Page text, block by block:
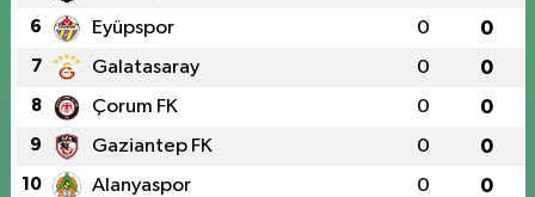
6 Eyüpspor 0 0
7 Galatasaray 0 0
8 Çorum FK 0 0
9 Gaziantep FK 0 0
10 Alanyaspor 0 0